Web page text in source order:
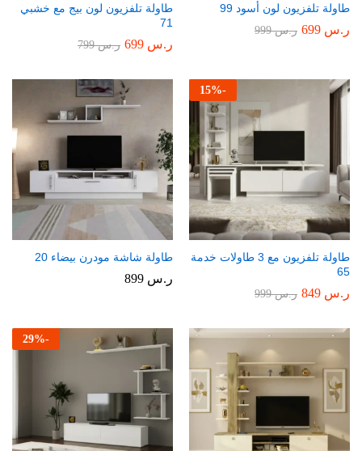
طاولة تلفزيون لون أسود 99
ر.س ر.س999
طاولة تلفزيون لون بيج مع خشبي
71
ر.س ر.س799
-
15%
طاولة تلفزيون مع 3 طاولات خدمة
65
ر.س ر.س999
طاولة شاشة مودرن بيضاء 20
ر.س
-
29%